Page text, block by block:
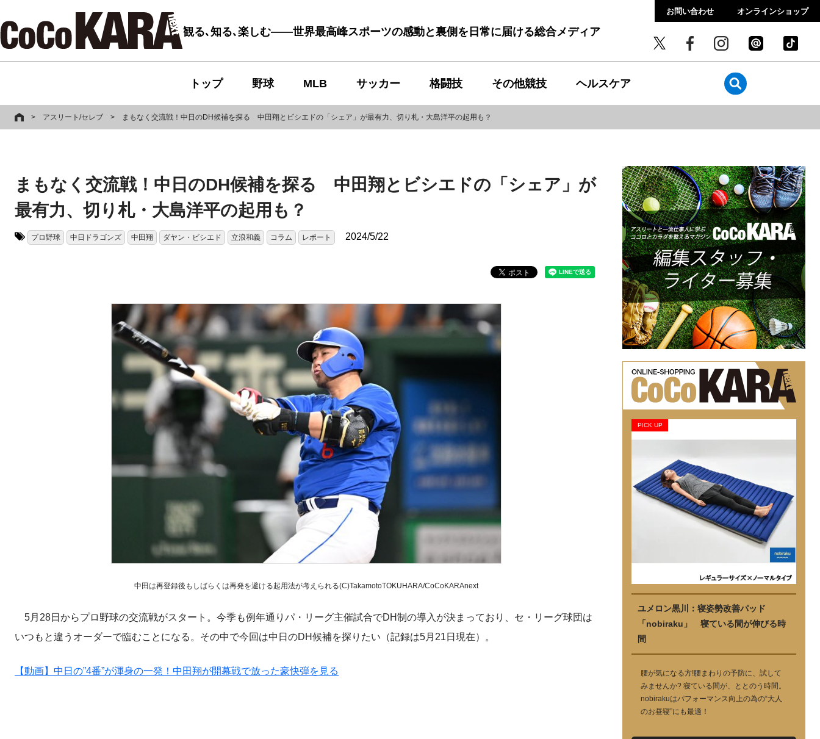
観る､知る､楽しむ――世界最高峰スポーツの感動と裏側を日常に届ける総合メディア
お問い合わせ オンラインショップ
トップ 野球 MLB サッカー 格闘技 その他競技 ヘルスケア
> アスリート/セレブ > まもなく交流戦！中日のDH候補を探る 中田翔とビシエドの「シェア」が最有力、切り札・大島洋平の起用も？
まもなく交流戦！中日のDH候補を探る 中田翔とビシエドの「シェア」が
最有力、切り札・大島洋平の起用も？
プロ野球 中日ドラゴンズ 中田翔 ダヤン・ビシエド 立浪和義 コラム レポート 2024/5/22
中田は再登録後もしばらくは再発を避ける起用法が考えられる(C)TakamotoTOKUHARA/CoCoKARAnext
5月28日からプロ野球の交流戦がスタート。今季も例年通りパ・リーグ主催試合でDH制の導入が決まっており、セ・リーグ球団は
いつもと違うオーダーで臨むことになる。その中で今回は中日のDH候補を探りたい（記録は5月21日現在）。
【動画】中日の”4番”が渾身の一発！中田翔が開幕戦で放った豪快弾を見る
PICK UP
ユメロン黒川：寝姿勢改善パッド
「nobiraku」 寝ている間が伸びる時
間
腰が気になる方!腰まわりの予防に、試して
みませんか? 寝ている間が、ととのう時間。
nobirakuはパフォーマンス向上の為の“大人
のお昼寝”にも最適！